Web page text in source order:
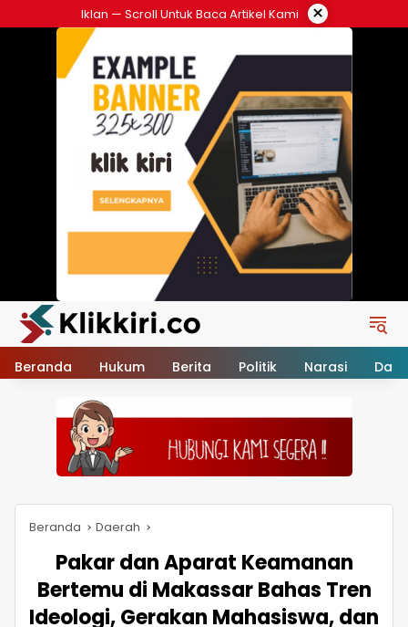
ke
Iklan — Scroll Untuk Baca Artikel Kami ×
Beranda Hukum Berita Politik Narasi
Beranda Daerah
Pakar dan Aparat Keamanan
Bertemu di Makassar Bahas Tren
Ideologi, Gerakan Mahasiswa, dan